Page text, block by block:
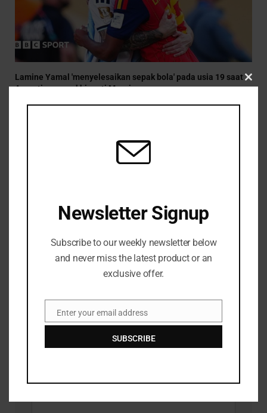
Lamine Yamal 'menyelesaikan sepak bola' pada usia 19 saat
Argentina mengkhianati Messi
JULY 20, 2026
JULY 8, 2026
Newsletter Signup
Subscribe to our weekly newsletter below
and never miss the latest product or an
exclusive offer.
EmailEnter your email address
SUBSCRIBE